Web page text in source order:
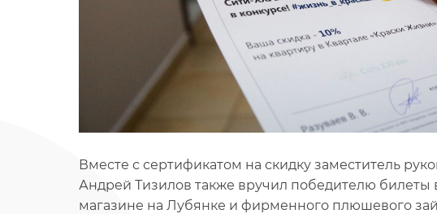
Вместе с сертификатом на скидку заместитель
Андрей Тизилов также вручил победителю
магазине на Лубянке и фирменного плюшевого